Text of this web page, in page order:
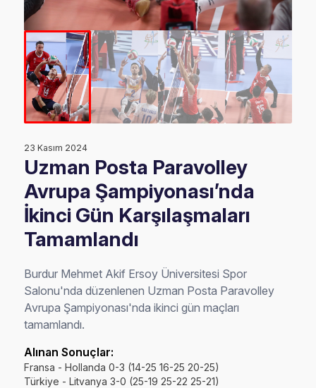
23 Kasım 2024
Uzman Posta Paravolley
Avrupa Şampiyonası’nda
İkinci Gün Karşılaşmaları
Tamamlandı
Burdur Mehmet Akif Ersoy Üniversitesi Spor
Salonu'nda düzenlenen Uzman Posta Paravolley
Avrupa Şampiyonası'nda ikinci gün maçları
tamamlandı.
Alınan Sonuçlar:
Fransa - Hollanda 0-3 (14-25 16-25 20-25)
Türkiye - Litvanya 3-0 (25-19 25-22 25-21)